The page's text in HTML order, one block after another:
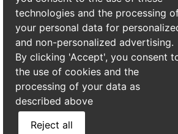
tissus d’ameublement.
Traitement mécanique et
En complément des traitements
d’adopter des mesures mécaniques et
une nouvelle infestation :
Aspiration régulière
: Passez
les plinthes et les meubles en
technologies and the processing
your personal data for
and non-personalized advertising.
By clicking 'Accept', you consent
the use of cookies and the
processing of your data as
described above
Reject all